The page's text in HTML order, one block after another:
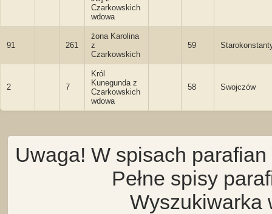
Czarkowskich
wdowa
91 261
żona Karolina
z
Czarkowskich
59
2 7
Król
Kunegunda z
Czarkowskich
wdowa
58 Swojczów
Uwaga! W spisach
Pełne spisy
Wyszukiwarka